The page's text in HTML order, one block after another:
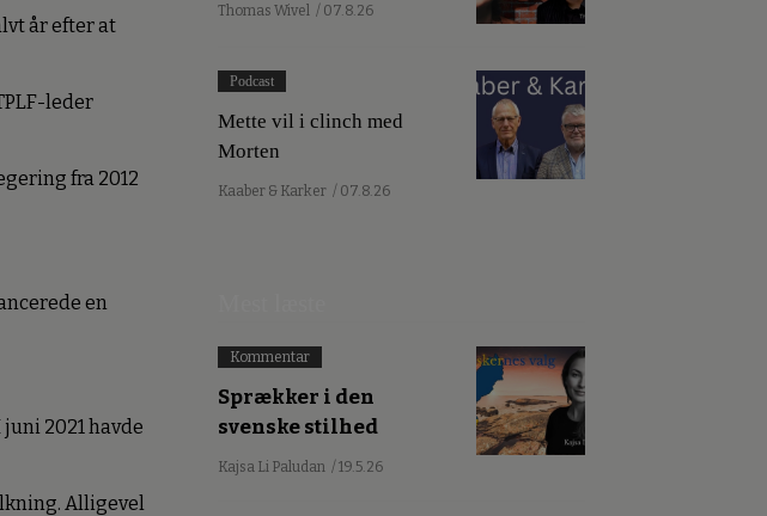
år efter at
leder
fra 2012
en
2021 havde
Alligevel
Thomas Wivel / 07.8.26
Podcast
Mette vil i clinch med
Morten
Kaaber & Karker / 07.8.26
Kommentar
Sprækker i den
svenske stilhed
Kajsa Li Paludan / 19.5.26